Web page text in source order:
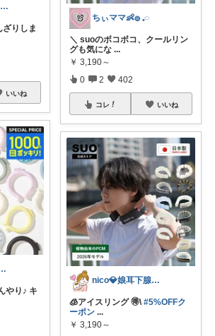
みほ｜アラサー主婦｜共働き｜2児育児中
りしま
いいね
利で快適暮らし
やり♪ キ
ちぃママ👶𓐍 𓈒◌
＼ suoのボコボコ、クールリン
グも気にな ...
￥ 3,190～
0 2 402
コレ いいね
nico💎娘耳下腺炎でした😭💦
🧊アイスリング 🉐\ #5%OFFク
ーポン ...
￥ 3,190～